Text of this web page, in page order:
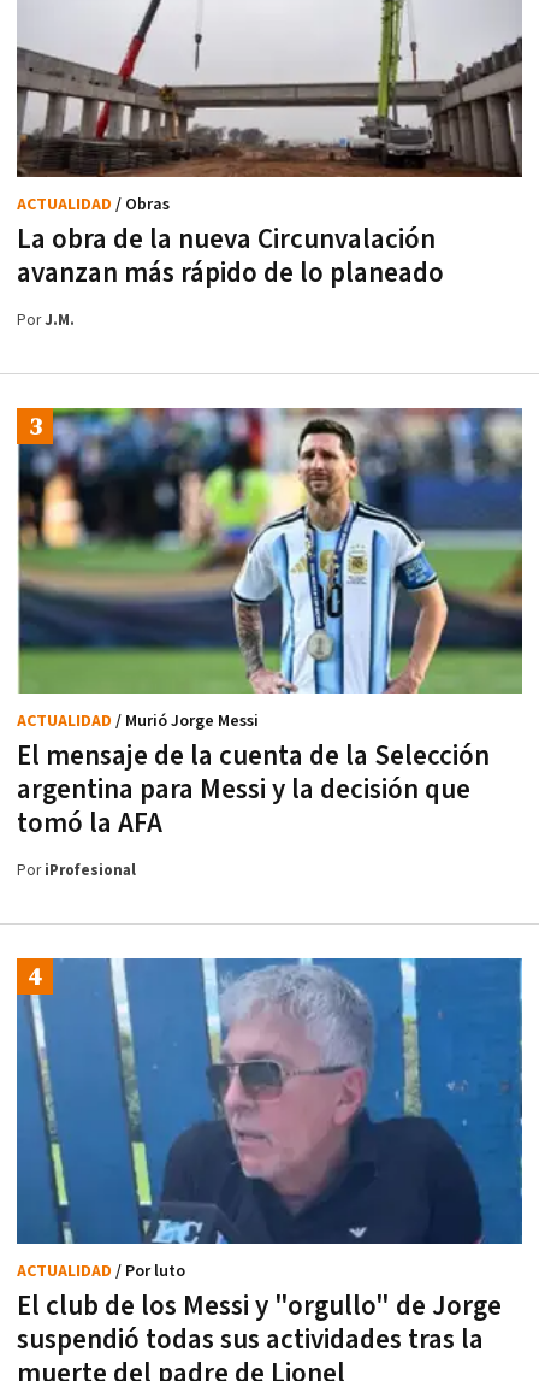
La obra de la nueva Circunvalación
avanzan más rápido de lo planeado
ACTUALIDAD / Obras
PorJ.M.
El mensaje de la cuenta de la Selección
argentina para Messi y la decisión que
tomó la AFA
ACTUALIDAD / Murió Jorge Messi
PoriProfesional
El club de los Messi y "orgullo" de Jorge
suspendió todas sus actividades tras la
muerte del padre de Lionel
ACTUALIDAD / Por luto